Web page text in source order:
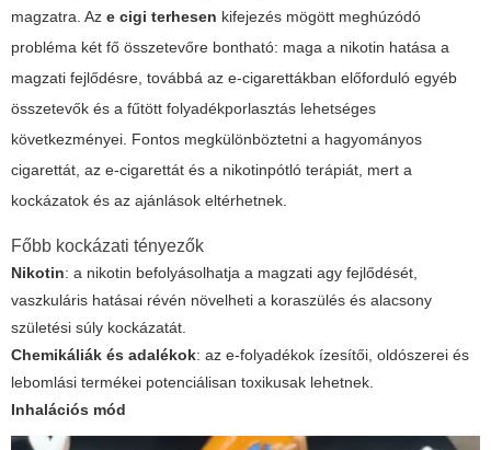
magzatra. Az e cigi terhesen kifejezés mögött meghúzódó
probléma két fő összetevőre bontható: maga a nikotin hatása a
magzati fejlődésre, továbbá az e-cigarettákban előforduló egyéb
összetevők és a fűtött folyadékporlasztás lehetséges
következményei. Fontos megkülönböztetni a hagyományos
cigarettát, az e-cigarettát és a nikotinpótló terápiát, mert a
kockázatok és az ajánlások eltérhetnek.
Főbb kockázati tényezők
Nikotin: a nikotin befolyásolhatja a magzati agy fejlődését,
vaszkuláris hatásai révén növelheti a koraszülés és alacsony
születési súly kockázatát.
Chemikáliák és adalékok: az e-folyadékok ízesítői, oldószerei és
lebomlási termékei potenciálisan toxikusak lehetnek.
Inhalációs mód